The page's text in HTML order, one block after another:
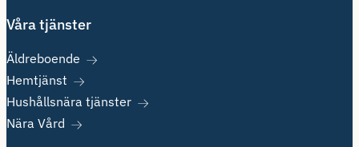
Våra tjänster
Äldreboende
Hemtjänst
Hushållsnära tjänster
Nära Vård